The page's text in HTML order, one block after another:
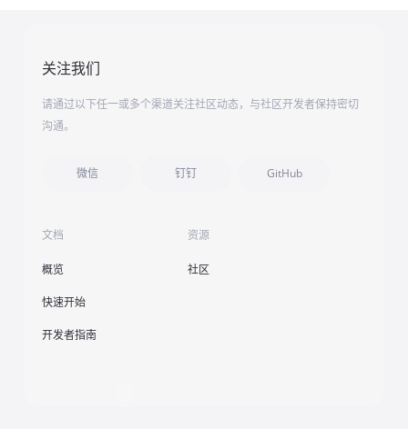
关注我们
请通过以下任一或多个渠道关注社区动态，与社区开发者保持密切
沟通。
微信 钉钉 GitHub
文档
概览
快速开始
开发者指南
资源
社区